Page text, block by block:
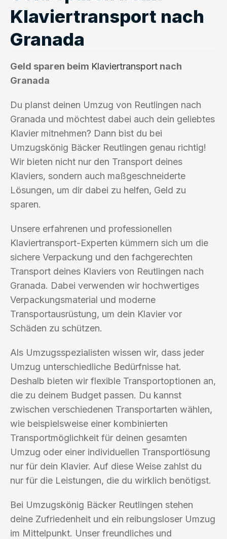
Klaviertransport nach
Granada
Geld sparen beim Klaviertransport nach
Granada
Du planst deinen Umzug von Reutlingen nach
Granada und möchtest dabei auch dein geliebtes
Klavier mitnehmen? Dann bist du bei
Umzugskönig Bäcker Reutlingen genau richtig!
Wir bieten nicht nur den Transport deines
Klaviers, sondern auch maßgeschneiderte
Lösungen, um dir dabei zu helfen, Geld zu
sparen.
Unsere erfahrenen und professionellen
Klaviertransport-Experten kümmern sich um die
sichere Verpackung und den fachgerechten
Transport deines Klaviers von Reutlingen nach
Granada. Dabei verwenden wir hochwertiges
Verpackungsmaterial und moderne
Transportausrüstung, um dein Klavier vor
Schäden zu schützen.
Als Umzugsspezialisten wissen wir, dass jeder
Umzug unterschiedliche Bedürfnisse hat.
Deshalb bieten wir flexible Transportoptionen an,
die zu deinem Budget passen. Du kannst
zwischen verschiedenen Transportarten wählen,
wie beispielsweise einer kombinierten
Transportmöglichkeit für deinen gesamten
Umzug oder einer individuellen Transportlösung
nur für dein Klavier. Auf diese Weise zahlst du
nur für die Leistungen, die du wirklich benötigst.
Bei Umzugskönig Bäcker Reutlingen stehen
deine Zufriedenheit und ein reibungsloser Umzug
im Mittelpunkt. Unser freundliches und